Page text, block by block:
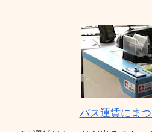
バス運賃にま